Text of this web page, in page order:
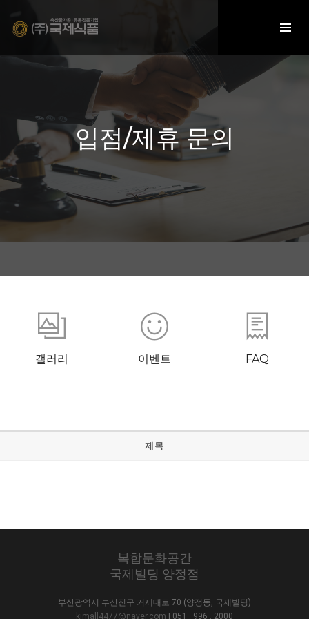
입점/제휴 문의
갤러리 이벤트 FAQ
제목
복합문화공간
국제빌딩 양정점
부산광역시 부산진구 거제대로 70 (양정동, 국제빌딩)
kjmall4477@naver.com | 051 . 996 . 2000